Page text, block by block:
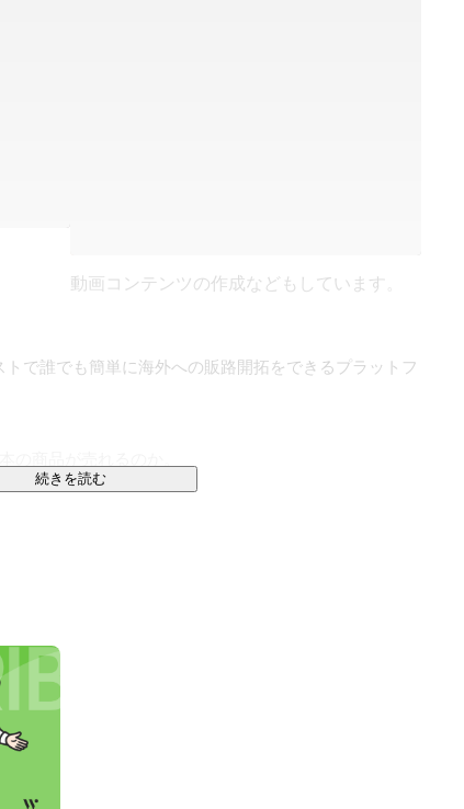
動画コンテンツの作成などもしています。
で誰でも簡単に海外への販路開拓をできるプラットフ
しい”と思う時です。
なった時に商品は売れます。
んな日本の製品に興味があるかなど、完全に理解する
企業に提供するプラットフォーム“セカイコネクト”を創
続きを読む